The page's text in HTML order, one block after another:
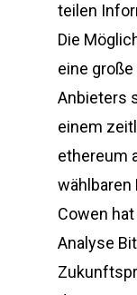
teilen
Die
eine
Anbieters
einem
ethereum
Cowen
Analyse